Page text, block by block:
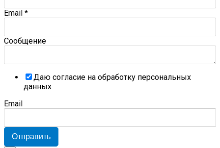
Email *
Сообщение
Даю согласие на обработку персональных
данных
Email
Отправить